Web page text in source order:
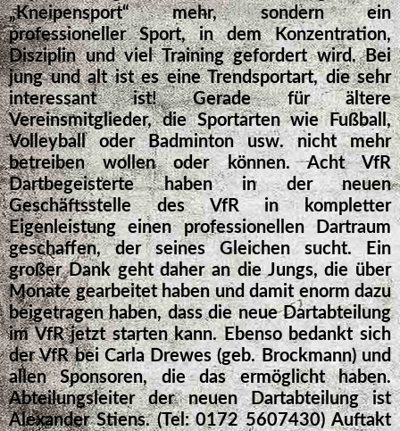
„Kneipensport“ mehr, sondern ein
professioneller Sport, in dem Konzentration,
Disziplin und viel Training gefordert wird. Bei
jung und alt ist es eine Trendsportart, die sehr
interessant ist! Gerade für ältere
Vereinsmitglieder, die Sportarten wie Fußball,
Volleyball oder Badminton usw. nicht mehr
betreiben wollen oder können. Acht VfR
Dartbegeisterte haben in der neuen
Geschäftsstelle des VfR in kompletter
Eigenleistung einen professionellen Dartraum
geschaffen, der seines Gleichen sucht. Ein
großer Dank geht daher an die Jungs, die über
Monate gearbeitet haben und damit enorm dazu
beigetragen haben, dass die neue Dartabteilung
im VfR jetzt starten kann. Ebenso bedankt sich
der VfR bei Carla Drewes (geb. Brockmann) und
allen Sponsoren, die das ermöglicht haben.
Abteilungsleiter der neuen Dartabteilung ist
Alexander Stiens. (Tel: 0172 5607430) Auftakt